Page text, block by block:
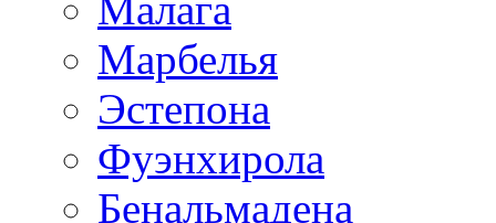
Марбелья
Эстепона
Фуэнхирола
Бенальмадена